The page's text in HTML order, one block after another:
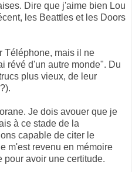
Dire que j'aime bien Lou
les Beattles et les Doors
Téléphone, mais il ne
révé d'un autre monde". Du
plus vieux, de leur
Je dois avouer que je
à ce stade de la
capable de citer le
m'est revenu en mémoire
pour avoir une certitude.